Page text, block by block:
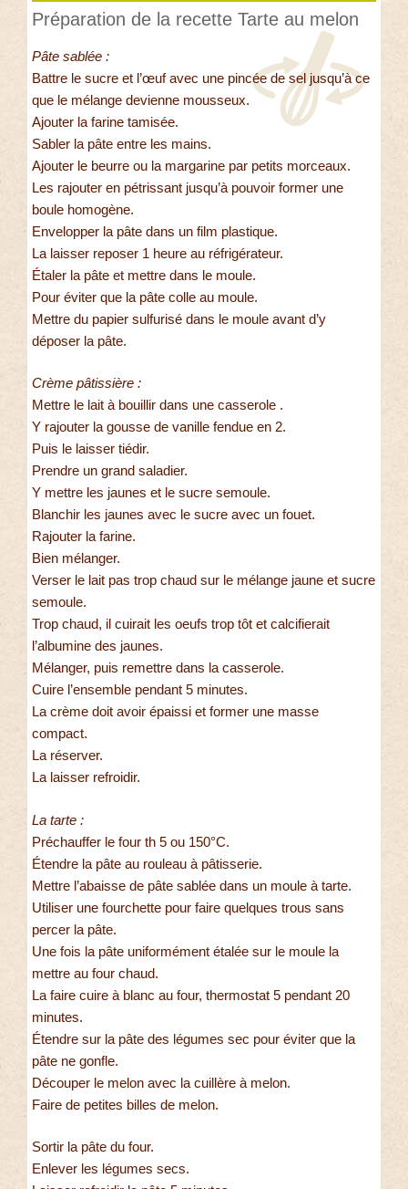
Préparation de la recette Tarte au melon
Pâte sablée :
Battre le sucre et l’œuf avec une pincée de sel jusqu’à ce
que le mélange devienne mousseux.
Ajouter la farine tamisée.
Sabler la pâte entre les mains.
Ajouter le beurre ou la margarine par petits morceaux.
Les rajouter en pétrissant jusqu’à pouvoir former une
boule homogène.
Envelopper la pâte dans un film plastique.
La laisser reposer 1 heure au réfrigérateur.
Étaler la pâte et mettre dans le moule.
Pour éviter que la pâte colle au moule.
Mettre du papier sulfurisé dans le moule avant d’y
déposer la pâte.
Crème pâtissière :
Mettre le lait à bouillir dans une casserole .
Y rajouter la gousse de vanille fendue en 2.
Puis le laisser tiédir.
Prendre un grand saladier.
Y mettre les jaunes et le sucre semoule.
Blanchir les jaunes avec le sucre avec un fouet.
Rajouter la farine.
Bien mélanger.
Verser le lait pas trop chaud sur le mélange jaune et sucre
semoule.
Trop chaud, il cuirait les oeufs trop tôt et calcifierait
l’albumine des jaunes.
Mélanger, puis remettre dans la casserole.
Cuire l’ensemble pendant 5 minutes.
La crème doit avoir épaissi et former une masse
compact.
La réserver.
La laisser refroidir.
La tarte :
Préchauffer le four th 5 ou 150°C.
Étendre la pâte au rouleau à pâtisserie.
Mettre l’abaisse de pâte sablée dans un moule à tarte.
Utiliser une fourchette pour faire quelques trous sans
percer la pâte.
Une fois la pâte uniformément étalée sur le moule la
mettre au four chaud.
La faire cuire à blanc au four, thermostat 5 pendant 20
minutes.
Étendre sur la pâte des légumes sec pour éviter que la
pâte ne gonfle.
Découper le melon avec la cuillère à melon.
Faire de petites billes de melon.
Sortir la pâte du four.
Enlever les légumes secs.